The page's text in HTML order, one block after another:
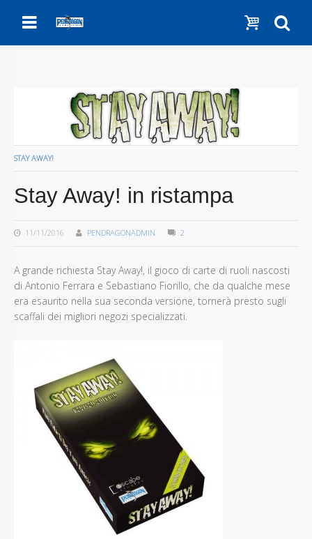
Show
Menu
STAY AWAY!
Stay Away! in ristampa
11/11/2016 PENDRAGONADMIN 2
A grande richiesta Stay Away!, il gioco di carte di ruoli nascosti
di Antonio Ferrara e Sebastiano Fiorillo, che da qualche mese
era esaurito nella sua seconda versione, tornerà presto sugli
scaffali dei migliori negozi specializzati.